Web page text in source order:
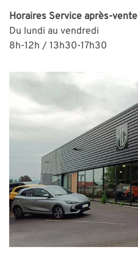
Horaires Service après-vente
Du lundi au vendredi
8h-12h / 13h30-17h30